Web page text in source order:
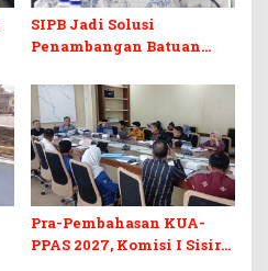
SIPB Jadi Solusi
Penambangan Batuan
di Sultra
Pra-Pembahasan KUA-
PPAS 2027, Komisi I Sisir